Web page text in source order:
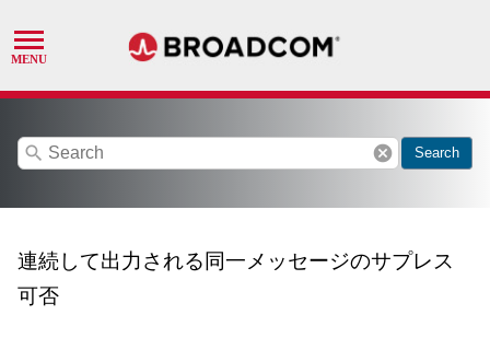
search cancel Search
連続して出力される同一メッセージのサプレス
可否